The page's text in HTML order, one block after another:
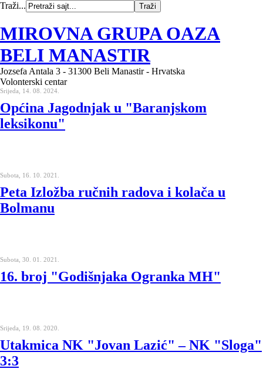
Traži...
MIROVNA GRUPA OAZA
BELI MANASTIR
Jozsefa Antala 3 - 31300 Beli Manastir - Hrvatska
Volonterski centar
Srijeda, 14. 08. 2024.
Općina Jagodnjak u "Baranjskom
leksikonu"
Subota, 16. 10. 2021.
Peta Izložba ručnih radova i kolača u
Bolmanu
Subota, 30. 01. 2021.
16. broj "Godišnjaka Ogranka MH"
Srijeda, 19. 08. 2020.
Utakmica NK "Jovan Lazić" – NK "Sloga"
3:3